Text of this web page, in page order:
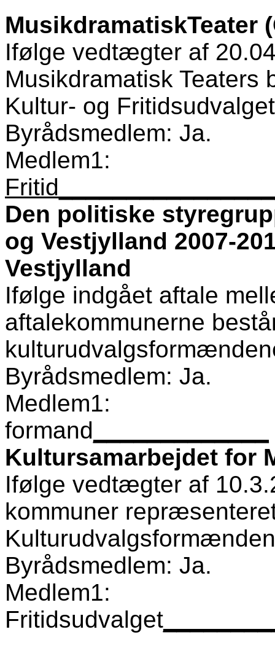
MusikdramatiskTeater
Ifølge vedtægter af
Musikdramatisk Teaters
Kultur- og
Byrådsmedlem: Ja.
Medlem1:
Den politiske
og Vestjylland 2007-
Vestjylland
Ifølge indgået aftale
aftalekommunerne
Byrådsmedlem: Ja.
Medlem1:
formand
Kultursamarbejdet for
Ifølge vedtægter af
kommuner
Byrådsmedlem: Ja.
Medlem1:
Fritidsudvalget